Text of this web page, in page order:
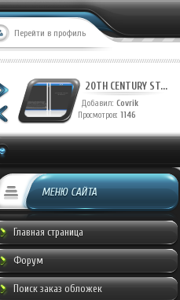
Перейти в профиль
20TH CENTURY ST...
Добавил: Covrik
Просмотров: 1146
МЕНЮ САЙТА
Главная страница
Форум
Поиск заказ обложек